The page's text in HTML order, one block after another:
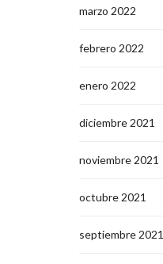
marzo 2022
febrero 2022
enero 2022
diciembre 2021
noviembre 2021
octubre 2021
septiembre 2021